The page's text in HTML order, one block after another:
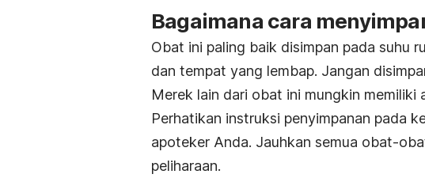
Bagaimana cara
Obat ini paling baik disimpan pada suhu
dan tempat yang lembap. Jangan
Merek lain dari obat ini mungkin memiliki
Perhatikan instruksi penyimpanan pada
apoteker Anda. Jauhkan semua obat-
peliharaan.